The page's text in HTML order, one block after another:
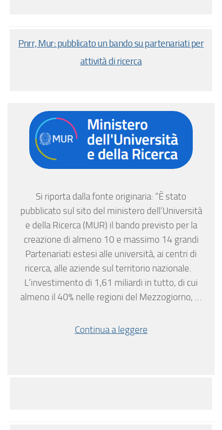
Pnrr, Mur: pubblicato un bando su partenariati per
attività di ricerca
Si riporta dalla fonte originaria: “È stato
pubblicato sul sito del ministero dell’Università
e della Ricerca (MUR) il bando previsto per la
creazione di almeno 10 e massimo 14 grandi
Partenariati estesi alle università, ai centri di
ricerca, alle aziende sul territorio nazionale.
L’investimento di 1,61 miliardi in tutto, di cui
almeno il 40% nelle regioni del Mezzogiorno, …
Continua a leggere